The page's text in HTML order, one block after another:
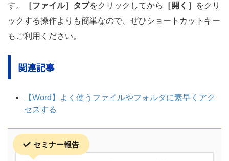
す。
［ファイル］タブをクリックしてから ［開く］
をクリ
ックする操作よりも簡単なので、ぜひショートカットキー
もご利用ください。
関連記事
【Word】よく使うファイルやフォルダに素早くアク
セスする
セミナー報告